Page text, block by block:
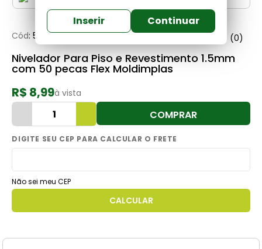
Inserir Continuar
Cód:549290 Moldimplas (0)
Nivelador Para Piso e Revestimento 1.5mm
com 50 pecas Flex Moldimplas
R$ 8,99à vista
COMPRAR
Não sei meu CEP
4º
revestimento
5º
telha
argamassa
7º
tinta
8 º
cimento
vaso sanitário
10º torneira